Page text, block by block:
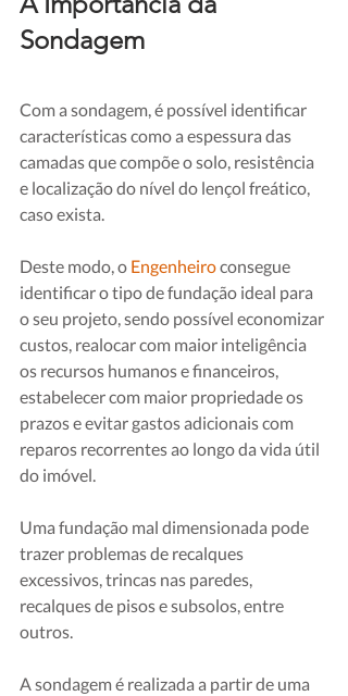
Sondagem
Com a sondagem, é possível identificar
características como a espessura das
camadas que compõe o solo, resistência
e localização do nível do lençol freático,
caso exista.
Deste modo, o Engenheiroconsegue
identificar o tipo de fundação ideal para
o seu projeto, sendo possível economizar
custos, realocar com maior inteligência
os recursos humanos e financeiros,
estabelecer com maior propriedade os
prazos e evitar gastos adicionais com
reparos recorrentes ao longo da vida útil
do imóvel.
Uma fundação mal dimensionada pode
trazer problemas de recalques
excessivos, trincas nas paredes,
recalques de pisos e subsolos, entre
outros.
A sondagem é realizada a partir de uma